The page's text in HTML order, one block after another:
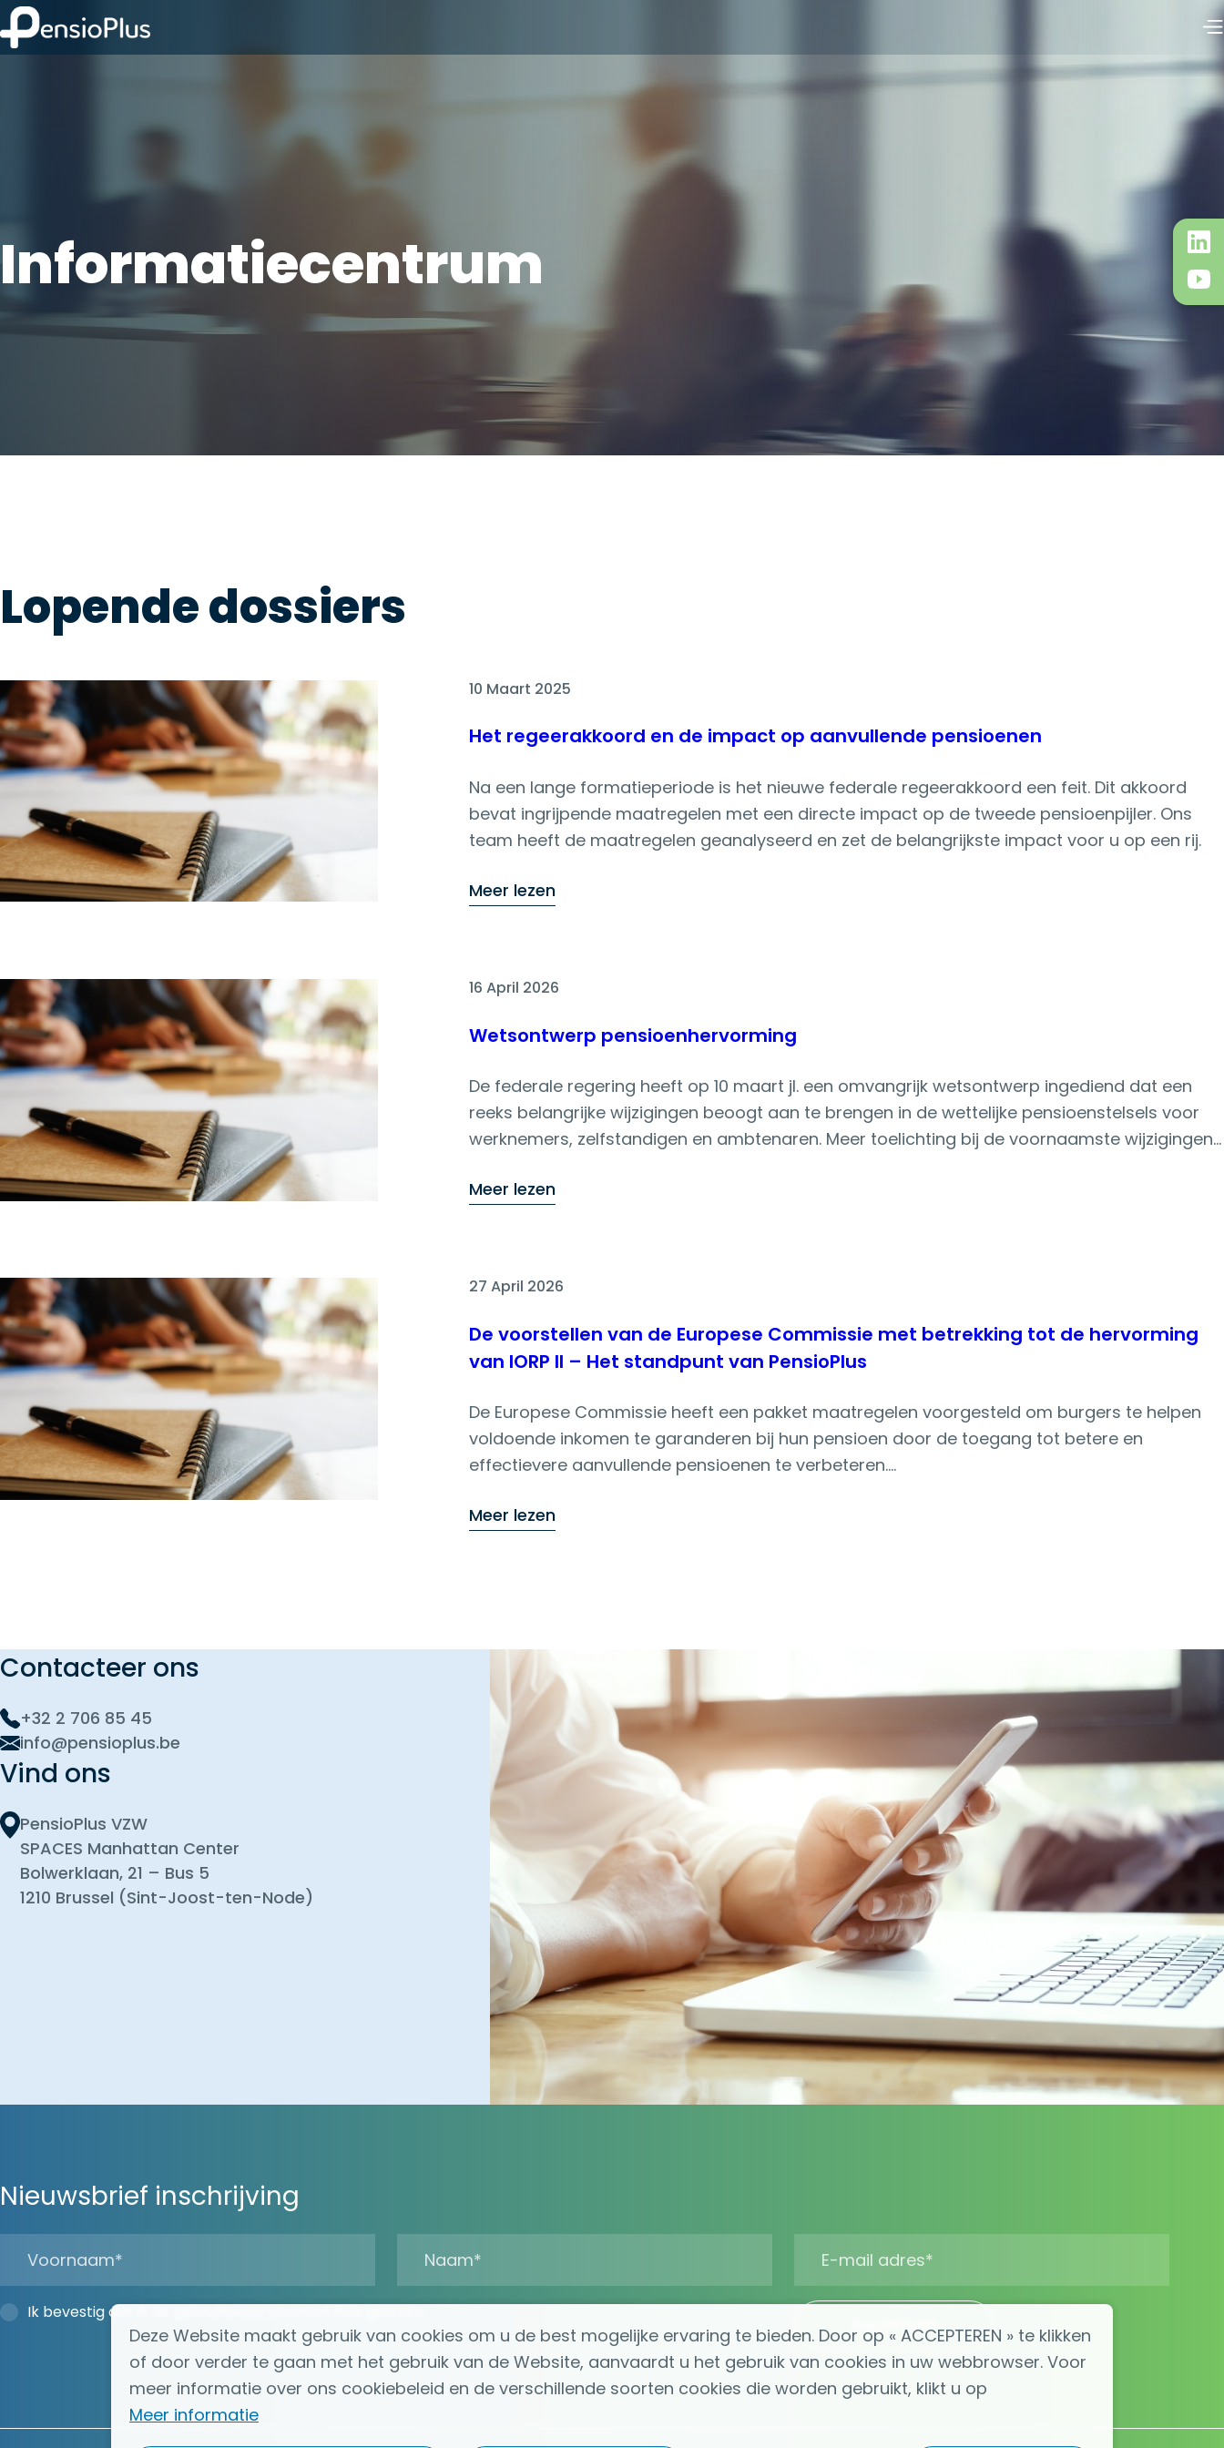
Informatiecentrum
Lopende dossiers
10 Maart 2025
Het regeerakkoord en de impact op aanvullende pensioenen
Na een lange formatieperiode is het nieuwe federale regeerakkoord een feit. Dit akkoord
bevat ingrijpende maatregelen met een directe impact op de tweede pensioenpijler. Ons
team heeft de maatregelen geanalyseerd en zet de belangrijkste impact voor u op een rij.
Meer lezen
16 April 2026
Wetsontwerp pensioenhervorming
De federale regering heeft op 10 maart jl. een omvangrijk wetsontwerp ingediend dat een
reeks belangrijke wijzigingen beoogt aan te brengen in de wettelijke pensioenstelsels voor
werknemers, zelfstandigen en ambtenaren. Meer toelichting bij de voornaamste wijzigingen
Meer lezen
27 April 2026
De voorstellen van de Europese Commissie met betrekking tot de hervorming
van IORP II – Het standpunt van PensioPlus
De Europese Commissie heeft een pakket maatregelen voorgesteld om burgers te helpen
voldoende inkomen te garanderen bij hun pensioen door de toegang tot betere en
effectievere aanvullende pensioenen te verbeteren.
Instellingen voor Bedrijfspensioenvoorziening (IORP) II te wijzigen.
voorgestelde wijzigingen conflicteren met het nationale sociale en arbeidsrecht en
respecteren de rol van de sociale partners niet.De herziening introduceert wel enkele
verbeteringen voor grensoverschrijdende activiteiten en overdrachten.
Meer lezen
Contacteer ons
+32 2 706 85 45
info@pensioplus.be
Vind ons
PensioPlus VZW
SPACES Manhattan Center
Bolwerklaan, 21 – Bus 5
1210 Brussel (Sint-Joost-ten-Node)
Nieuwsbrief inschrijving
Ik bevestig dat ik de gebruiksvoorwaarden heb gelezen
Inschrijven
Deze Website maakt gebruik van cookies om u de best mogelijke ervaring te bieden. Door op « ACCEPTEREN » te klikken
of door verder te gaan met het gebruik van de Website, aanvaardt u het gebruik van cookies in uw webbrowser. Voor
meer informatie over ons cookiebeleid en de verschillende soorten cookies die worden gebruikt, klikt u op
Meer informatie